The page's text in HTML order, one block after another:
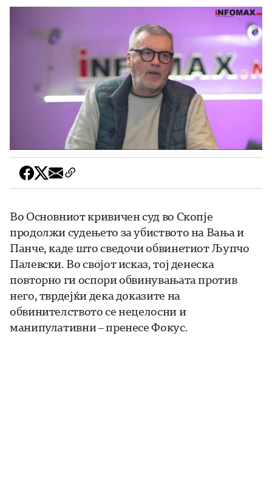
Во Основниот кривичен суд во Скопје
продолжи судењето за убиството на Вања и
Панче, каде што сведочи обвинетиот Љупчо
Палевски. Во својот исказ, тој денеска
повторно ги оспори обвинувањата против
него, тврдејќи дека доказите на
обвинителството се нецелосни и
манипулативни – пренесе Фокус.